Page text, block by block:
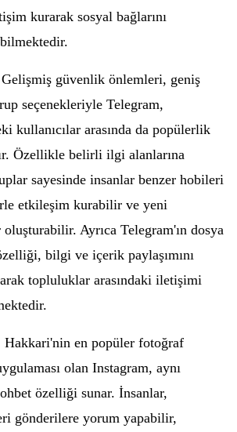
kurarak sosyal bağlarını
güvenlik önlemleri, geniş
seçenekleriyle Telegram,
kullanıcılar arasında da popülerlik
Özellikle belirli ilgi alanlarına
sayesinde insanlar benzer hobileri
etkileşim kurabilir ve yeni
oluşturabilir. Ayrıca Telegram'ın dosya
bilgi ve içerik paylaşımını
topluluklar arasındaki iletişimi
Hakkari'nin en popüler fotoğraf
olan Instagram, aynı
özelliği sunar. İnsanlar,
gönderilere yorum yapabilir,